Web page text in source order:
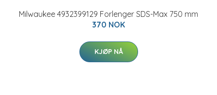
Milwaukee 4932399129 Forlenger SDS-Max 750 mm
370 NOK
KJØP NÅ